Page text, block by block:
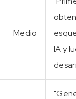
Medio
IA y